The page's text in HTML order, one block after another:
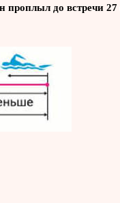
проплыл до встречи